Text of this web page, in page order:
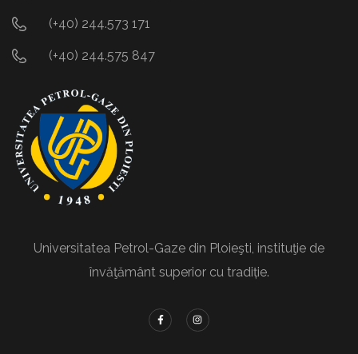
(+40) 244.573 171
(+40) 244.575 847
Universitatea Petrol-Gaze din Ploieşti, instituţie de
învăţământ superior cu tradiție.